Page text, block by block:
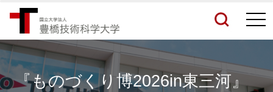
『ものづくり博2026in東三河』